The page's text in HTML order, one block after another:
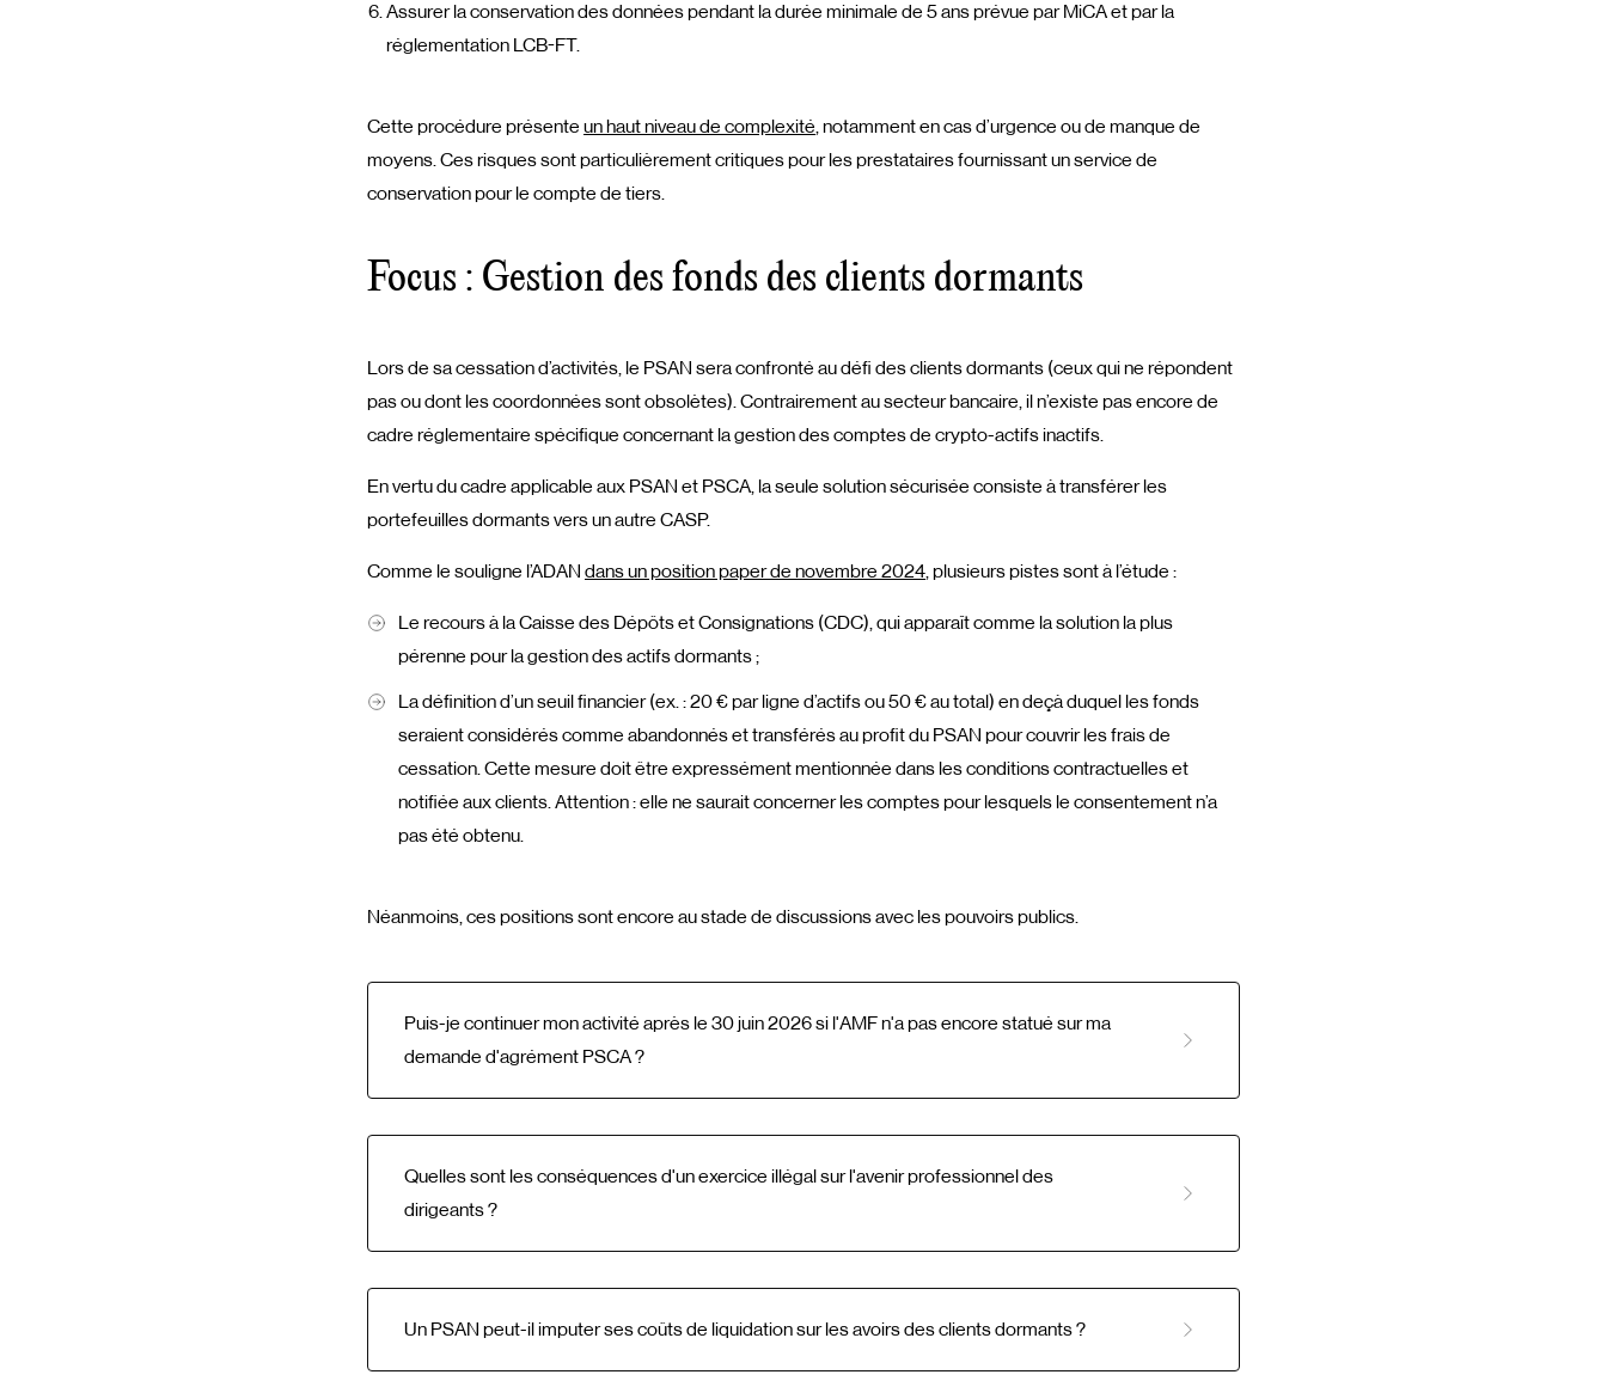
Assurer la conservation des données pendant la durée minimale de 5 ans prévue par MiCA et par la
réglementation LCB-FT.
Cette procédure présente un haut niveau de complexité , notamment en cas d’urgence ou de manque de
moyens. Ces risques sont particulièrement critiques pour les prestataires fournissant un service de
conservation pour le compte de tiers.
Focus : Gestion des fonds des clients dormants
Lors de sa cessation d’activités, le PSAN sera confronté au défi des clients dormants (ceux qui ne répondent
pas ou dont les coordonnées sont obsolètes). Contrairement au secteur bancaire, il n’existe pas encore de
cadre réglementaire spécifique concernant la gestion des comptes de crypto-actifs inactifs.
En vertu du cadre applicable aux PSAN et PSCA, la seule solution sécurisée consiste à transférer les
portefeuilles dormants vers un autre CASP.
Comme le souligne l’ADAN dans un position paper de novembre 2024 , plusieurs pistes sont à l’étude :
Le recours à la Caisse des Dépôts et Consignations (CDC), qui apparaît comme la solution la plus
pérenne pour la gestion des actifs dormants ;
La définition d’un seuil financier (ex. : 20 € par ligne d’actifs ou 50 € au total) en deçà duquel les fonds
seraient considérés comme abandonnés et transférés au profit du PSAN pour couvrir les frais de
cessation. Cette mesure doit être expressément mentionnée dans les conditions contractuelles et
notifiée aux clients. Attention : elle ne saurait concerner les comptes pour lesquels le consentement n’a
pas été obtenu.
Néanmoins, ces positions sont encore au stade de discussions avec les pouvoirs publics.
Puis-je continuer mon activité après le 30 juin 2026 si l'AMF n'a pas encore statué sur ma
demande d'agrément PSCA ?
Quelles sont les conséquences d'un exercice illégal sur l'avenir professionnel des
dirigeants ?
Un PSAN peut-il imputer ses coûts de liquidation sur les avoirs des clients dormants ?